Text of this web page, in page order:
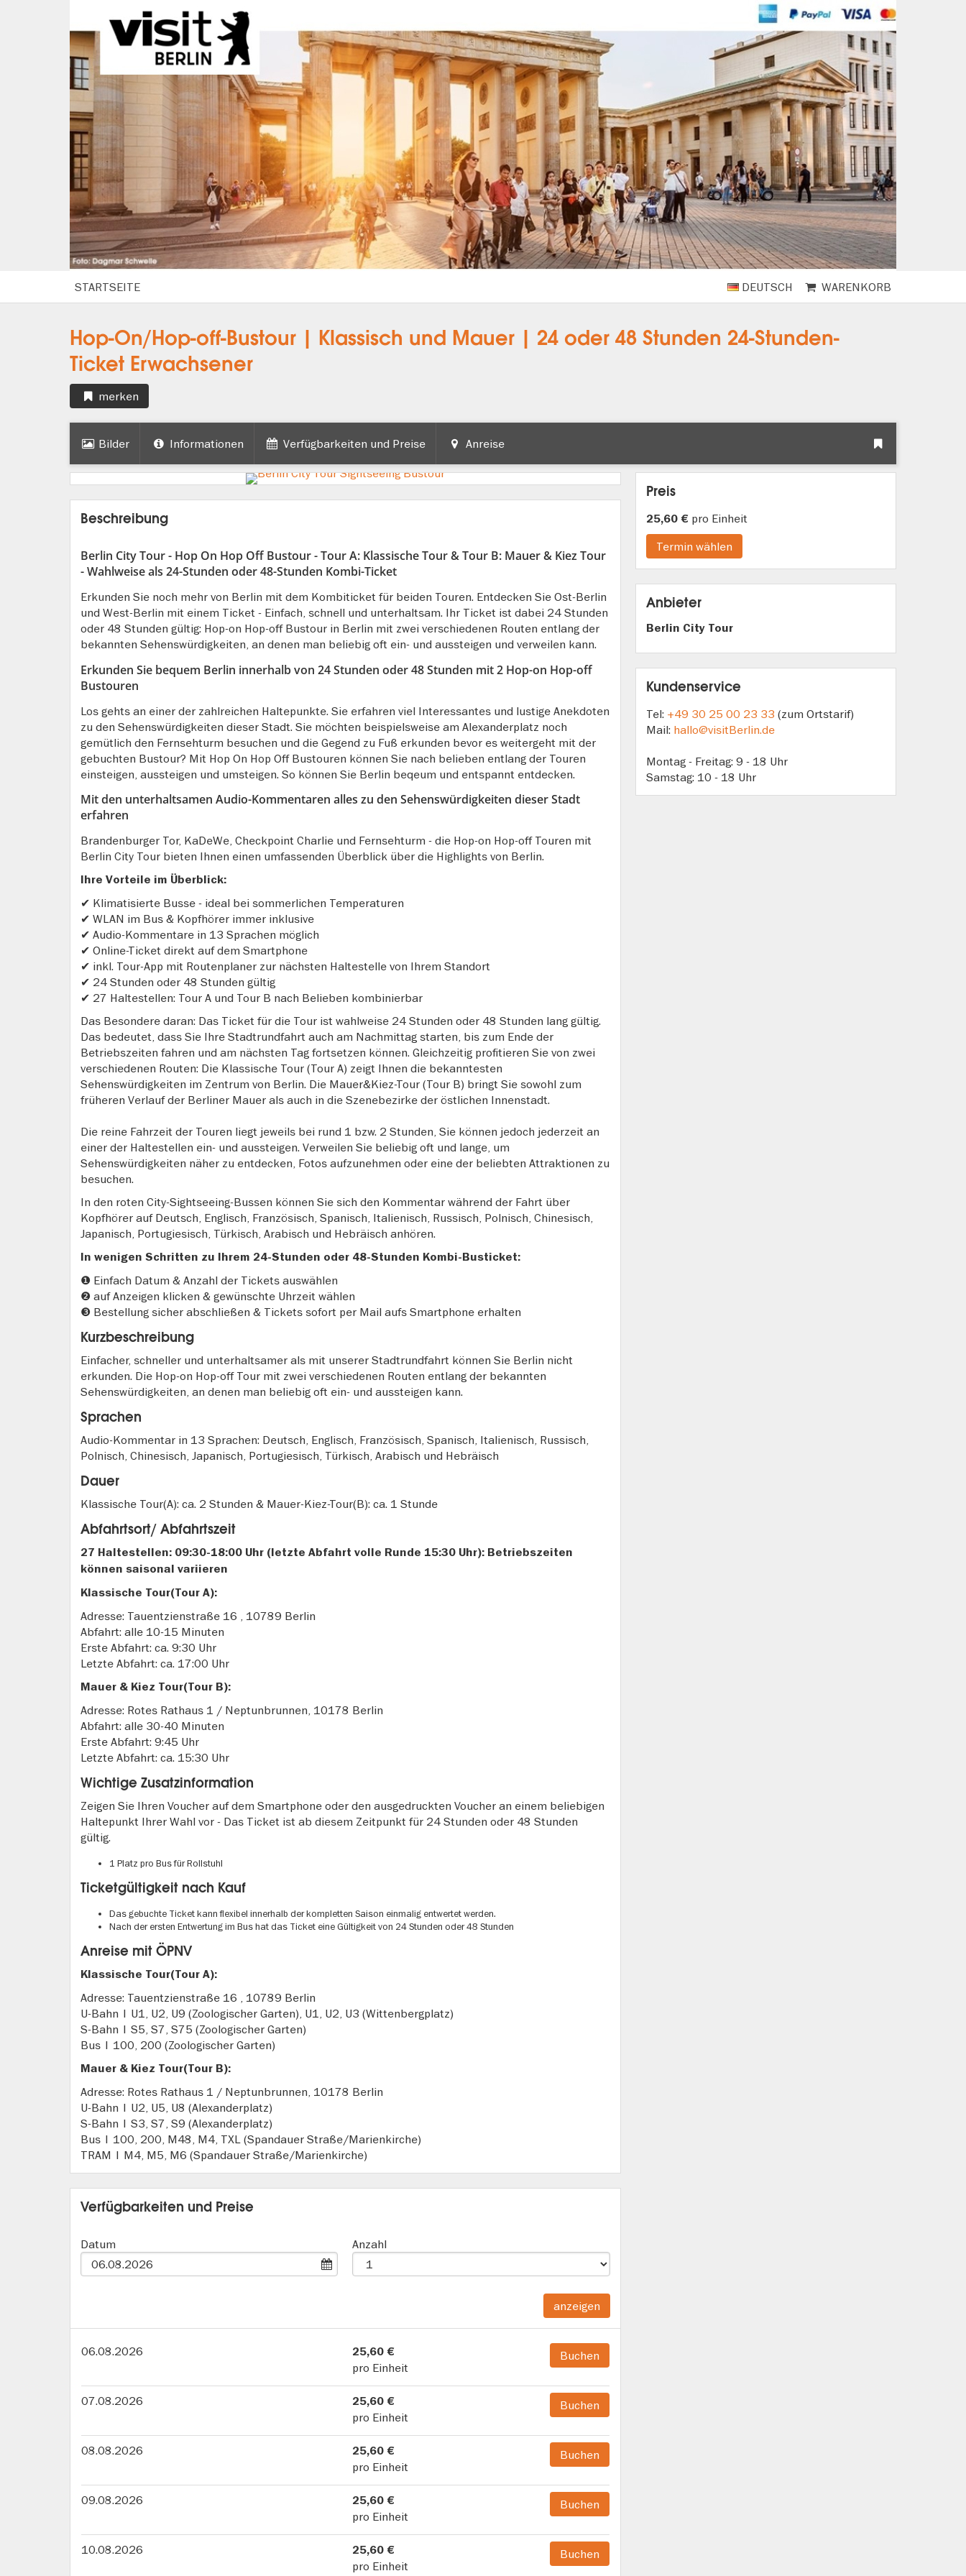
DEUTSCH WARENKORB
STARTSEITE
Hop-On/Hop-off-Bustour | Klassisch und Mauer | 24 oder 48 Stunden 24-Stunden-
Ticket Erwachsener
merken
Bilder Informationen Verfügbarkeiten und Preise Anreise
Beschreibung
Berlin City Tour - Hop On Hop Off Bustour - Tour A: Klassische Tour & Tour B: Mauer & Kiez Tour
- Wahlweise als 24-Stunden oder 48-Stunden Kombi-Ticket
Erkunden Sie noch mehr von Berlin mit dem Kombiticket für beiden Touren. Entdecken Sie Ost-Berlin
und West-Berlin mit einem Ticket - Einfach, schnell und unterhaltsam. Ihr Ticket ist dabei 24 Stunden
oder 48 Stunden gültig: Hop-on Hop-off Bustour in Berlin mit zwei verschiedenen Routen entlang der
bekannten Sehenswürdigkeiten, an denen man beliebig oft ein- und aussteigen und verweilen kann.
Erkunden Sie bequem Berlin innerhalb von 24 Stunden oder 48 Stunden mit 2 Hop-on Hop-off
Bustouren
Los gehts an einer der zahlreichen Haltepunkte. Sie erfahren viel Interessantes und lustige Anekdoten
zu den Sehenswürdigkeiten dieser Stadt. Sie möchten beispielsweise am Alexanderplatz noch
gemütlich den Fernsehturm besuchen und die Gegend zu Fuß erkunden bevor es weitergeht mit der
gebuchten Bustour? Mit Hop On Hop Off Bustouren können Sie nach belieben entlang der Touren
einsteigen, aussteigen und umsteigen. So können Sie Berlin beqeum und entspannt entdecken.
Mit den unterhaltsamen Audio-Kommentaren alles zu den Sehenswürdigkeiten dieser Stadt
erfahren
Brandenburger Tor, KaDeWe, Checkpoint Charlie und Fernsehturm - die Hop-on Hop-off Touren mit
Berlin City Tour bieten Ihnen einen umfassenden Überblick über die Highlights von Berlin.
Ihre Vorteile im Überblick:
✔ Klimatisierte Busse - ideal bei sommerlichen Temperaturen
✔ WLAN im Bus & Kopfhörer immer inklusive
✔ Audio-Kommentare in 13 Sprachen möglich
✔ Online-Ticket direkt auf dem Smartphone
✔ inkl. Tour-App mit Routenplaner zur nächsten Haltestelle von Ihrem Standort
✔ 24 Stunden oder 48 Stunden gültig
✔ 27 Haltestellen: Tour A und Tour B nach Belieben kombinierbar
Das Besondere daran: Das Ticket für die Tour ist wahlweise 24 Stunden oder 48 Stunden lang gültig.
Das bedeutet, dass Sie Ihre Stadtrundfahrt auch am Nachmittag starten, bis zum Ende der
Betriebszeiten fahren und am nächsten Tag fortsetzen können. Gleichzeitig profitieren Sie von zwei
verschiedenen Routen: Die Klassische Tour (Tour A) zeigt Ihnen die bekanntesten
Sehenswürdigkeiten im Zentrum von Berlin. Die Mauer&Kiez-Tour (Tour B) bringt Sie sowohl zum
früheren Verlauf der Berliner Mauer als auch in die Szenebezirke der östlichen Innenstadt.
Die reine Fahrzeit der Touren liegt jeweils bei rund 1 bzw. 2 Stunden, Sie können jedoch jederzeit an
einer der Haltestellen ein- und aussteigen. Verweilen Sie beliebig oft und lange, um
Sehenswürdigkeiten näher zu entdecken, Fotos aufzunehmen oder eine der beliebten Attraktionen zu
besuchen.
In den roten City-Sightseeing-Bussen können Sie sich den Kommentar während der Fahrt über
Kopfhörer auf Deutsch, Englisch, Französisch, Spanisch, Italienisch, Russisch, Polnisch, Chinesisch,
Japanisch, Portugiesisch, Türkisch, Arabisch und Hebräisch anhören.
In wenigen Schritten zu Ihrem 24-Stunden oder 48-Stunden Kombi-Busticket:
❶ Einfach Datum & Anzahl der Tickets auswählen
❷ auf Anzeigen klicken & gewünschte Uhrzeit wählen
❸ Bestellung sicher abschließen & Tickets sofort per Mail aufs Smartphone erhalten
Kurzbeschreibung
Einfacher, schneller und unterhaltsamer als mit unserer Stadtrundfahrt können Sie Berlin nicht
erkunden. Die Hop-on Hop-off Tour mit zwei verschiedenen Routen entlang der bekannten
Sehenswürdigkeiten, an denen man beliebig oft ein- und aussteigen kann.
Sprachen
Audio-Kommentar in 13 Sprachen: Deutsch, Englisch, Französisch, Spanisch, Italienisch, Russisch,
Polnisch, Chinesisch, Japanisch, Portugiesisch, Türkisch, Arabisch und Hebräisch
Dauer
Klassische Tour(A): ca. 2 Stunden & Mauer-Kiez-Tour(B): ca. 1 Stunde
Abfahrtsort/ Abfahrtszeit
27 Haltestellen: 09:30-18:00 Uhr (letzte Abfahrt volle Runde 15:30 Uhr): Betriebszeiten
können saisonal variieren
Klassische Tour(Tour A):
Adresse: Tauentzienstraße 16 , 10789 Berlin
Abfahrt: alle 10-15 Minuten
Erste Abfahrt: ca. 9:30 Uhr
Letzte Abfahrt: ca. 17:00 Uhr
Mauer & Kiez Tour(Tour B):
Adresse: Rotes Rathaus 1 / Neptunbrunnen, 10178 Berlin
Abfahrt: alle 30-40 Minuten
Erste Abfahrt: 9:45 Uhr
Letzte Abfahrt: ca. 15:30 Uhr
Wichtige Zusatzinformation
Zeigen Sie Ihren Voucher auf dem Smartphone oder den ausgedruckten Voucher an einem beliebigen
Haltepunkt Ihrer Wahl vor - Das Ticket ist ab diesem Zeitpunkt für 24 Stunden oder 48 Stunden
gültig.
1 Platz pro Bus für Rollstuhl
Ticketgültigkeit nach Kauf
Das gebuchte Ticket kann flexibel innerhalb der kompletten Saison einmalig entwertet werden.
Nach der ersten Entwertung im Bus hat das Ticket eine Gültigkeit von 24 Stunden oder 48 Stunden
Anreise mit ÖPNV
Klassische Tour(Tour A):
Adresse: Tauentzienstraße 16 , 10789 Berlin
U-Bahn | U1, U2, U9 (Zoologischer Garten), U1, U2, U3 (Wittenbergplatz)
S-Bahn | S5, S7, S75 (Zoologischer Garten)
Bus | 100, 200 (Zoologischer Garten)
Mauer & Kiez Tour(Tour B):
Adresse: Rotes Rathaus 1 / Neptunbrunnen, 10178 Berlin
U-Bahn | U2, U5, U8 (Alexanderplatz)
S-Bahn | S3, S7, S9 (Alexanderplatz)
Bus | 100, 200, M48, M4, TXL (Spandauer Straße/Marienkirche)
TRAM | M4, M5, M6 (Spandauer Straße/Marienkirche)
Verfügbarkeiten und Preise
Datum Anzahl
anzeigen
06.08.2026
25,60 €
pro Einheit
Buchen
07.08.2026
25,60 €
pro Einheit
Buchen
08.08.2026
25,60 €
pro Einheit
Buchen
09.08.2026
25,60 €
pro Einheit
Buchen
10.08.2026
25,60 €
pro Einheit
Buchen
Preis
25,60 € pro Einheit
Termin wählen
Anbieter
Berlin City Tour
Kundenservice
Tel: +49 30 25 00 23 33 (zum Ortstarif)
Mail: hallo@visitBerlin.de
Montag - Freitag: 9 - 18 Uhr
Samstag: 10 - 18 Uhr